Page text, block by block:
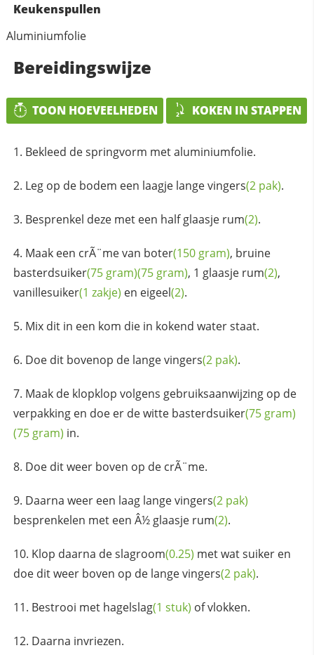
Keukenspullen
Aluminiumfolie
Bereidingswijze
TOON HOEVEELHEDEN KOKEN IN STAPPEN
Bekleed de springvorm met aluminiumfolie.
Leg op de bodem een laagje langevingers(2 pak).
Besprenkel deze met een half glaasje rum(2).
Maak een crÃ¨me van boter(150 gram), bruine
basterdsuiker(75 gram)(75 gram), 1 glaasje rum(2),
vanillesuiker(1 zakje) en eigeel(2).
Mix dit in een kom die in kokend water staat.
Doe dit bovenop de langevingers(2 pak).
Maak de klopklop volgens gebruiksaanwijzing op de
verpakking en doe er de witte basterdsuiker(75 gram)
(75 gram) in.
Doe dit weer boven op de crÃ¨me.
Daarna weer een laag langevingers(2 pak)
besprenkelen met een Â½ glaasje rum(2).
Klop daarna deslagroom(0.25) met wat suiker en
doe dit weer boven op de langevingers(2 pak).
Bestrooi met hagelslag(1 stuk) of vlokken.
Daarna invriezen.